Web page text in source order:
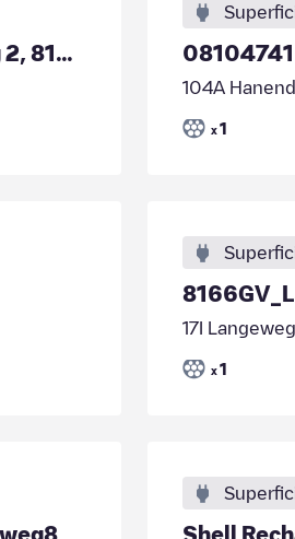
NL, Dokter van Gelderweg 2, 8166 JV, Emst 08104741
104A
x 1
17I
x 1
Shell